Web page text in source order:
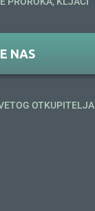
NAS
OTKUPITELJA